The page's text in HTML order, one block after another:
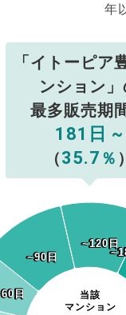
年
「イトーピア
ンション」
最多販売期
181日 ~
（35.7 ％ ）
当該
マンション
日
日
~90日
~90日
~120日
~120日